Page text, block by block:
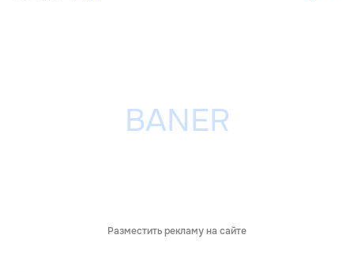
Разместить рекламу на сайте